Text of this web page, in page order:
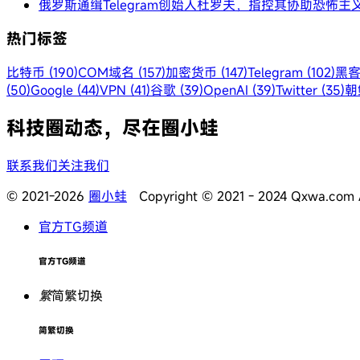
俄罗斯通缉Telegram创始人杜罗夫，指控其协助恐怖主
热门标签
比特币 (190)COM域名 (157)加密货币 (147)Telegram (102)黑
(50)Google (44)VPN (41)谷歌 (39)OpenAI (39)Twitter (35)
科技圈动态，尽在圈小蛙
联系我们关注我们
© 2021-2026 圈小蛙 Copyright © 2021 - 2024 Qxwa.com
官方TG频道
官方TG频道
繁简繁切换
简繁切换